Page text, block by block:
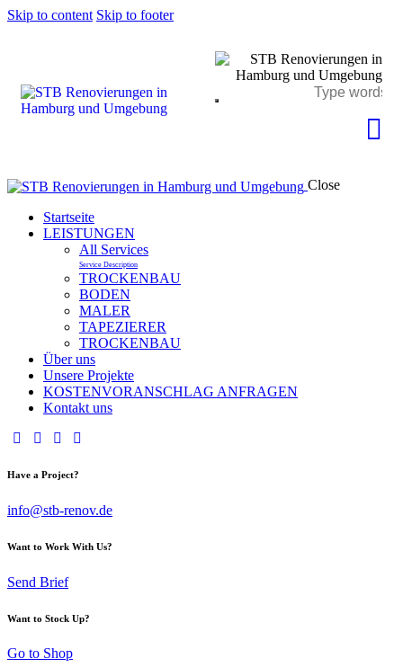
Skip to content Skip to footer
Close
Startseite
LEISTUNGEN
All Services
Service Description
TROCKENBAU
BODEN
MALER
TAPEZIERER
TROCKENBAU
Über uns
Unsere Projekte
KOSTENVORANSCHLAG ANFRAGEN
Kontakt uns
Have a Project?
info@stb-renov.de
Want to Work With Us?
Send Brief
Want to Stock Up?
Go to Shop